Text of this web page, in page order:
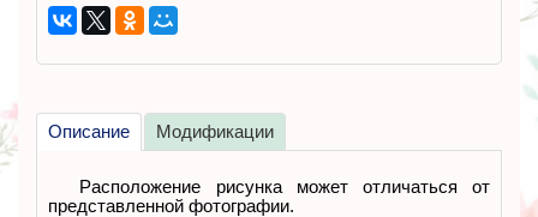
Описание Модификации
Расположение рисунка может отличаться от
представленной фотографии.